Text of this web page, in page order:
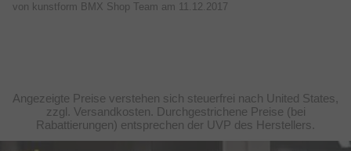
von kunstform BMX Shop Team am 11.12.2017
Angezeigte Preise verstehen sich steuerfrei nach United States,
zzgl. Versandkosten. Durchgestrichene Preise (bei
Rabattierungen) entsprechen der UVP des Herstellers.